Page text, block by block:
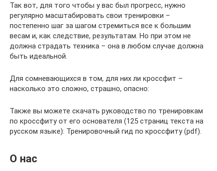
Так вот, для того чтобы у вас был прогресс, нужно
регулярно масштабировать свои тренировки –
постепенно шаг за шагом стремиться все к большим
весам и, как следствие, результатам. Но при этом не
должна страдать техника – она в любом случае должна
быть идеальной.
Для сомневающихся в том, для них ли кроссфит –
насколько это сложно, страшно, опасно:
Также вы можете скачать руководство по тренировкам
по кроссфиту от его основателя (125 страниц текста на
русском языке): Тренировочный гид по кроссфиту (pdf).
О нас